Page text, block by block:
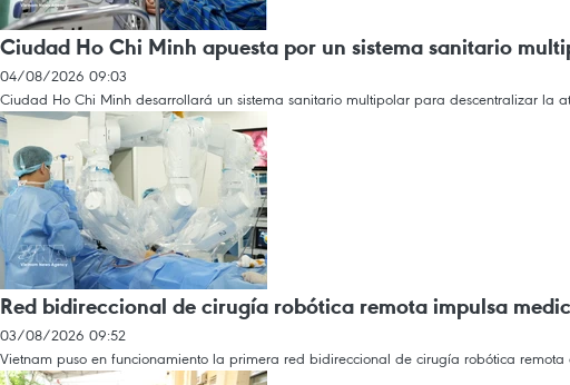
Ciudad Ho Chi Minh apuesta por un sistema sanitario
04/08/2026 09:03
Ciudad Ho Chi Minh desarrollará un sistema sanitario multipolar para descentralizar la
Red bidireccional de cirugía robótica remota impulsa
03/08/2026 09:52
Vietnam puso en funcionamiento la primera red bidireccional de cirugía robótica